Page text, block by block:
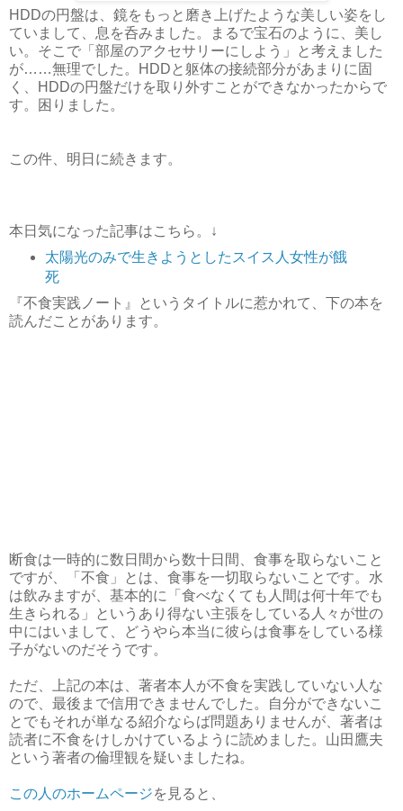
HDDの円盤は、鏡をもっと磨き上げたような美しい姿をし
ていまして、息を呑みました。まるで宝石のように、美し
い。そこで「部屋のアクセサリーにしよう」と考えました
が……無理でした。HDDと躯体の接続部分があまりに固
く、HDDの円盤だけを取り外すことができなかったからで
す。困りました。
この件、明日に続きます。
本日気になった記事はこちら。↓
太陽光のみで生きようとしたスイス人女性が餓
死
『不食実践ノート』というタイトルに惹かれて、下の本を
読んだことがあります。
断食は一時的に数日間から数十日間、食事を取らないこと
ですが、「不食」とは、食事を一切取らないことです。水
は飲みますが、基本的に「食べなくても人間は何十年でも
生きられる」というあり得ない主張をしている人々が世の
中にはいまして、どうやら本当に彼らは食事をしている様
子がないのだそうです。
ただ、上記の本は、著者本人が不食を実践していない人な
ので、最後まで信用できませんでした。自分ができないこ
とでもそれが単なる紹介ならば問題ありませんが、著者は
読者に不食をけしかけているように読めました。山田鷹夫
という著者の倫理観を疑いましたね。
この人のホームページを見ると、